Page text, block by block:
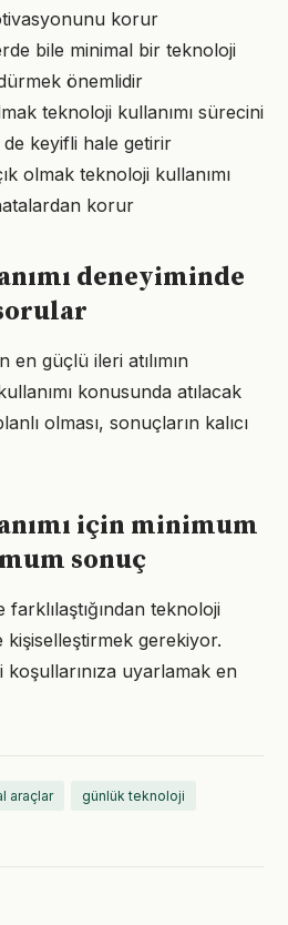
korur
bile minimal bir teknoloji
önemlidir
teknoloji kullanımı sürecini
de keyifli hale getirir
olmak teknoloji kullanımı
korur
deneyiminde
en güçlü ileri atılımın
konusunda atılacak
olması, sonuçların kalıcı
için minimum
sonuç
teknoloji
kişiselleştirmek gerekiyor.
uyarlamak en
araçlar günlük teknoloji